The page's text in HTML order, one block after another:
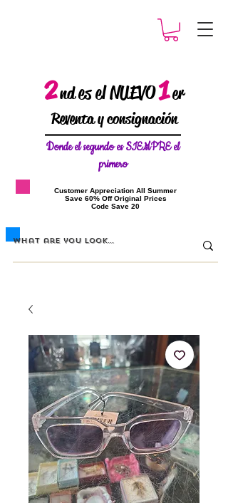
2ndes el NUEVO1er
Reventa y consignación
Donde elsegundo es SIEMPRE el
primero
​Customer Appreciation All Summer
​Save 60% Off Original Prices
​Code Save 20